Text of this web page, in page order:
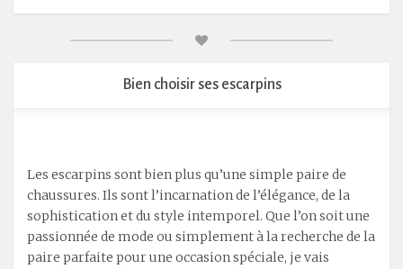
Bien choisir ses escarpins
Les escarpins sont bien plus qu’une simple paire de
chaussures. Ils sont l’incarnation de l’élégance, de la
sophistication et du style intemporel. Que l’on soit une
passionnée de mode ou simplement à la recherche de la
paire parfaite pour une occasion spéciale, je vais